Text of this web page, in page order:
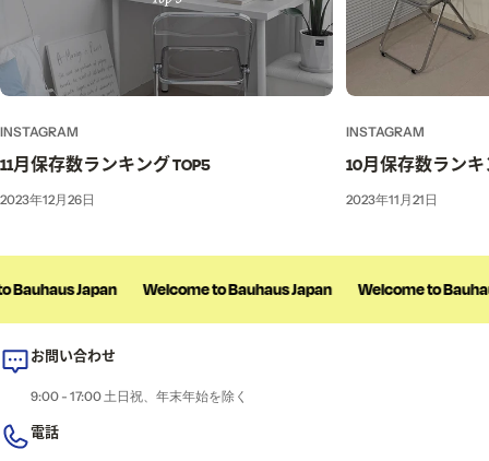
INSTAGRAM
11月保存数ランキング TOP5
2023年12月26日
INSTAGRAM
10月保存数ランキ
2023年11月21日
Bauhaus Japan Welcome to Bauhaus Japan Welcome to
お問い合わせ
9:00 - 17:00 土日祝、年末年始を除く
電話